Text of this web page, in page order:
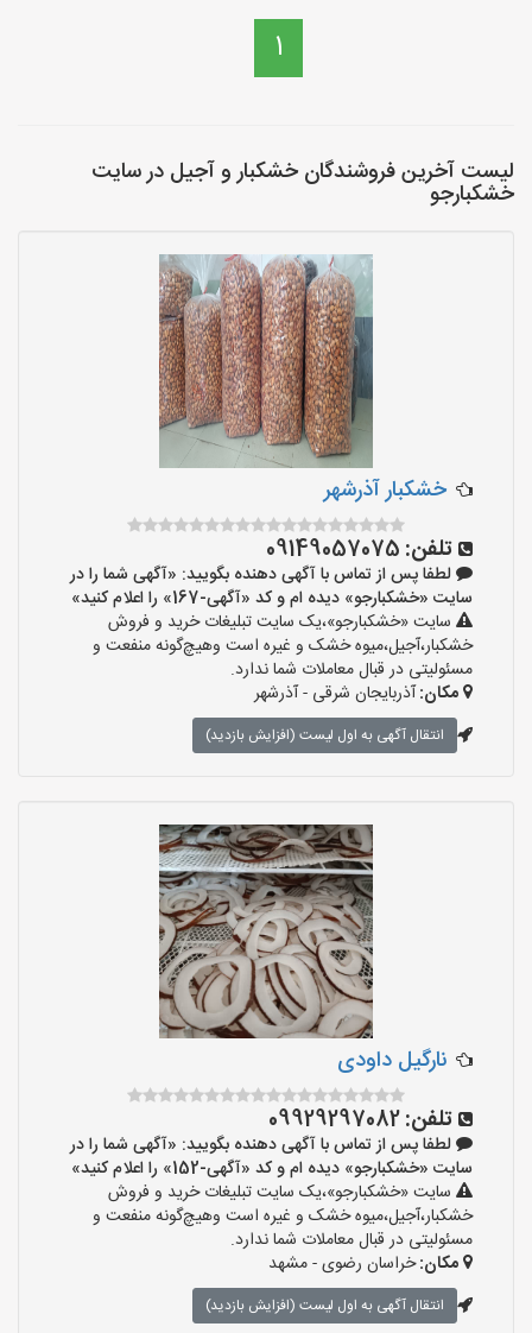
1
لیست آخرین فروشندگان خشکبار و آجیل در سایت
خشکبارجو
خشکبار آذرشهر
تلفن: 09149057075
لطفا پس از تماس با آگهی دهنده بگویید: «آگهی شما را در
سایت «خشکبارجو» دیده ام و کد «آگهی-167» را اعلام کنید»
سایت «خشکبارجو»،یک سایت تبلیغات خرید و فروش
خشکبار،آجیل،میوه خشک و غیره است وهیچ‌گونه منفعت و
مسئولیتی در قبال معاملات شما ندارد.
مکان:آذربایجان شرقی - آذرشهر
انتقال آگهی به اول لیست (افزایش بازدید)
نارگیل داودی
تلفن:09929297082
لطفا پس از تماس با آگهی دهنده بگویید: «آگهی شما را در
سایت «خشکبارجو» دیده ام و کد «آگهی-152» را اعلام کنید»
سایت «خشکبارجو»،یک سایت تبلیغات خرید و فروش
خشکبار،آجیل،میوه خشک و غیره است وهیچ‌گونه منفعت و
مسئولیتی در قبال معاملات شما ندارد.
مکان:خراسان رضوی - مشهد
انتقال آگهی به اول لیست (افزایش بازدید)